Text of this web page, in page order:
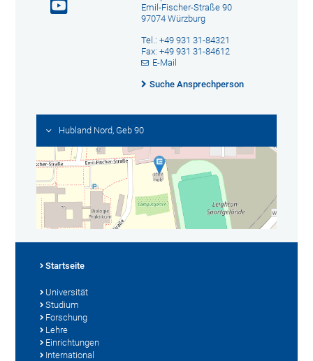
Emil-Fischer-Straße 90
97074 Würzburg
Tel.: +49 931 31-84321
Fax: +49 931 31-84612
E-Mail
Suche Ansprechperson
Hubland Nord, Geb 90
Startseite
Universität
Studium
Forschung
Lehre
Einrichtungen
International